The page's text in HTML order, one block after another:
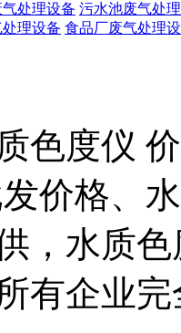
处理设备 污水池废气处
处理设备 食品厂废气处理
色度仪
价格、
，水质
有企业